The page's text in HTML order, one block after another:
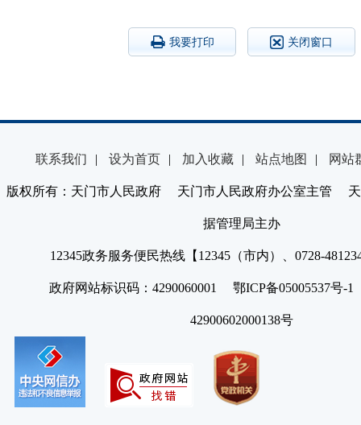
我要打印 关闭窗口
联系我们 | 设为首页 | 加入收藏 | 站点地图 | 网站
版权所有：天门市人民政府 天门市人民政府办公室主管 天
据管理局主办
12345政务服务便民热线【12345（市内）、0728-
政府网站标识码：4290060001 鄂ICP备05005537号
42900602000138号